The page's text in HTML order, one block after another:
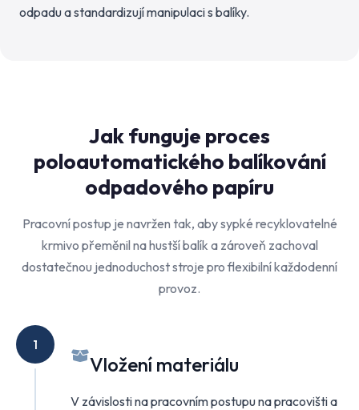
odpadu a standardizují manipulaci s balíky.
Jak funguje proces
poloautomatického balíkování
odpadového papíru
Pracovní postup je navržen tak, aby sypké recyklovatelné
krmivo přeměnil na hustší balík a zároveň zachoval
dostatečnou jednoduchost stroje pro flexibilní každodenní
provoz.
1
Vložení materiálu
V závislosti na pracovním postupu na pracovišti a